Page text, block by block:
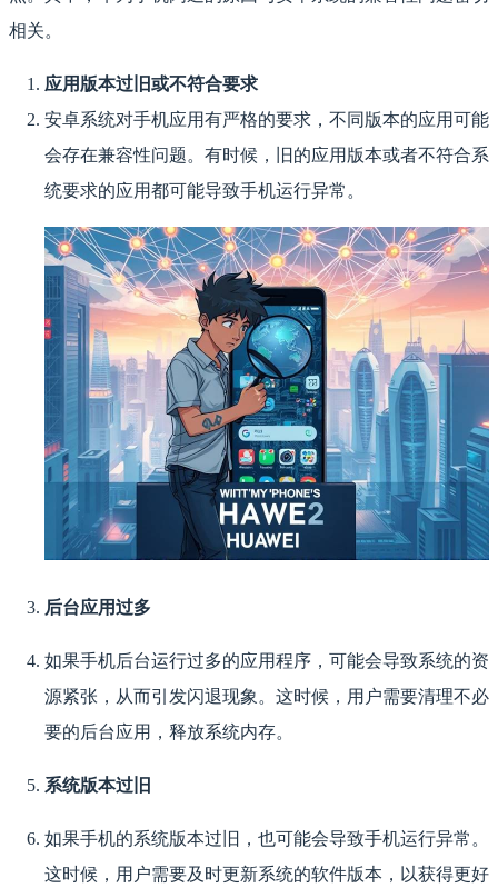
相关。
应用版本过旧或不符合要求
安卓系统对手机应用有严格的要求，不同版本的应用可能
会存在兼容性问题。有时候，旧的应用版本或者不符合系
统要求的应用都可能导致手机运行异常。
后台应用过多
如果手机后台运行过多的应用程序，可能会导致系统的资
源紧张，从而引发闪退现象。这时候，用户需要清理不必
要的后台应用，释放系统内存。
系统版本过旧
如果手机的系统版本过旧，也可能会导致手机运行异常。
这时候，用户需要及时更新系统的软件版本，以获得更好